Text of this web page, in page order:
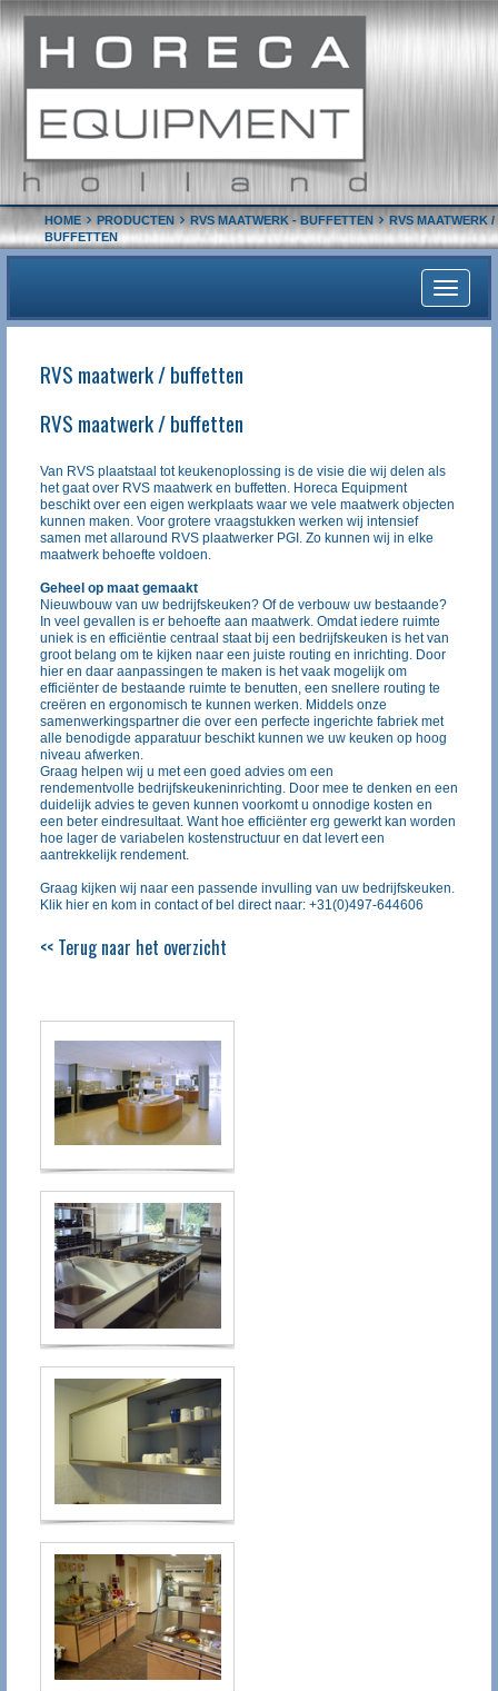
HOME PRODUCTEN RVS MAATWERK - BUFFETTEN
RVS MAATWERK /
BUFFETTEN
Toggle
RVS maatwerk / buffetten
RVS maatwerk / buffetten
Van RVS plaatstaal tot keukenoplossing is de visie die wij delen als
het gaat over RVS maatwerk en buffetten. Horeca Equipment
beschikt over een eigen werkplaats waar we vele maatwerk objecten
kunnen maken. Voor grotere vraagstukken werken wij intensief
samen met allaround RVS plaatwerker PGI. Zo kunnen wij in elke
maatwerk behoefte voldoen.
Geheel op maat gemaakt
Nieuwbouw van uw bedrijfskeuken? Of de verbouw uw bestaande?
In veel gevallen is er behoefte aan maatwerk. Omdat iedere ruimte
uniek is en efficiëntie centraal staat bij een bedrijfskeuken is het van
groot belang om te kijken naar een juiste routing en inrichting. Door
hier en daar aanpassingen te maken is het vaak mogelijk om
efficiënter de bestaande ruimte te benutten, een snellere routing te
creëren en ergonomisch te kunnen werken. Middels onze
samenwerkingspartner die over een perfecte ingerichte fabriek met
alle benodigde apparatuur beschikt kunnen we uw keuken op hoog
niveau afwerken.
Graag helpen wij u met een goed advies om een
rendementvolle bedrijfskeukeninrichting. Door mee te denken en een
duidelijk advies te geven kunnen voorkomt u onnodige kosten en
een beter eindresultaat. Want hoe efficiënter erg gewerkt kan worden
hoe lager de variabelen kostenstructuur en dat levert een
aantrekkelijk rendement.
Graag kijken wij naar een passende invulling van uw bedrijfskeuken.
Klik hier en kom in contact of bel direct naar: +31(0)497-644606
<< Terug naar het overzicht